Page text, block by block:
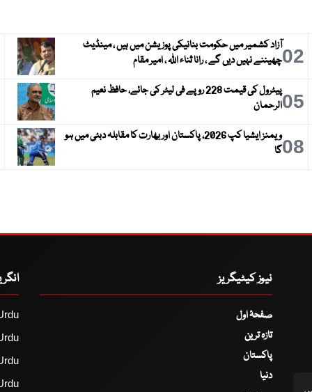
02آزاد کشمیر میں حکومت بنانیکی پوزیشن میں ہیں ، مینڈیٹ
چھیننے نہیں دیں گے ، رانا ثناء اللہ ، امیر مقام
05
پیٹرول کی قیمت 228 روپے فی لیٹر کی جائے، حافظ نعیم
الرحمان
08
ویمنز ایشیا کپ 2026، پاکستان اور بھارت کا مقابلہ دبئی میں ہو
گا
نیوز کیٹیگریز
صفحۂ اول
تازہ ترین
پاکستان
دنیا